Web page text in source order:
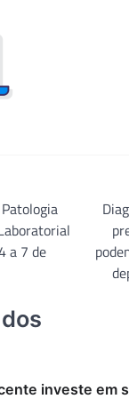
a 7 de
investe em